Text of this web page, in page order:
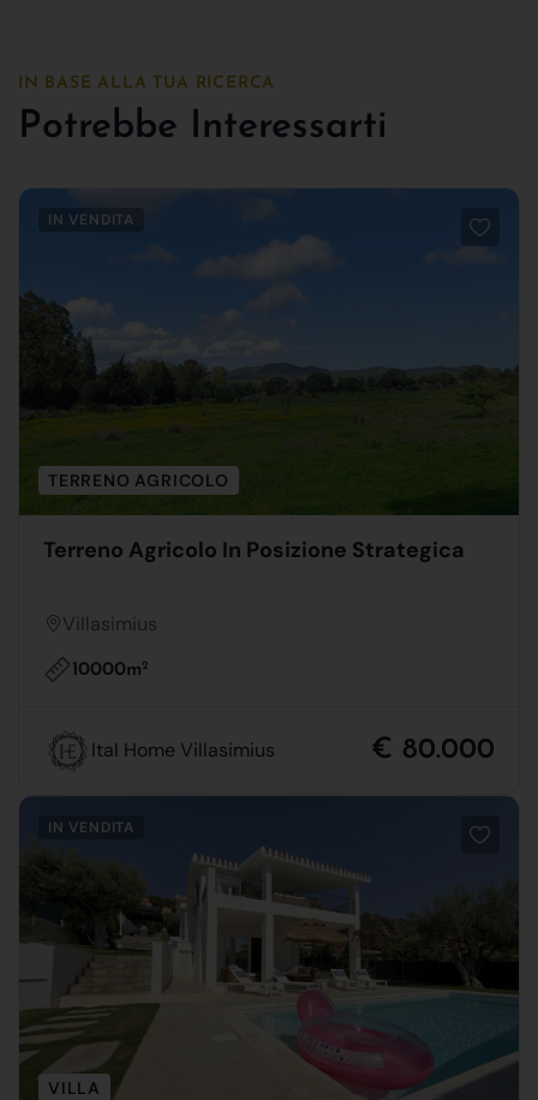
IN BASE ALLA TUA RICERCA
Potrebbe Interessarti
IN VENDITA
TERRENO AGRICOLO
Terreno Agricolo In Posizione Strategica
Villasimius
10000m2
Ital Home Villasimius € 80.000
IN VENDITA
VILLA